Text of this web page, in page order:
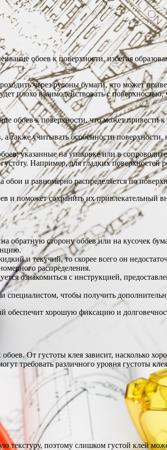
обоев к поверхности, избегая
через рулоны бумаги, что может
плохо взаимодействовать с
обоев к поверхности, что может привести
также учитывать особенности
указанные на упаковке или в
Например, для гладких поверхностей
обои и равномерно распределяется по
и поможет сохранить их привлекательный
обратную сторону обоев или на кусочек
и текучий, то скорее всего он
распределения.
ознакомиться с инструкцией,
специалистом, чтобы получить
обеспечит хорошую фиксацию и
От густоты клея зависит, насколько
требовать различного уровня густоты
поэтому слишком густой клей